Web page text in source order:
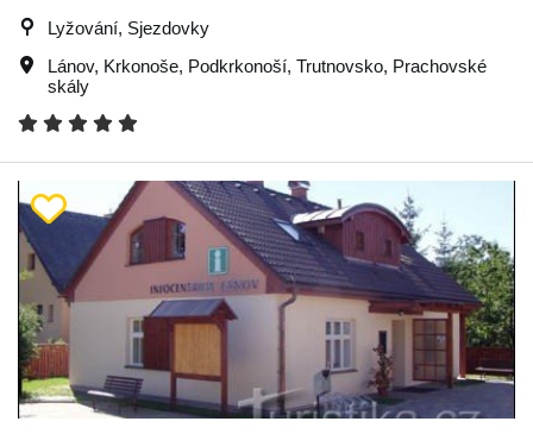
Lyžování, Sjezdovky
Lánov, Krkonoše, Podkrkonoší, Trutnovsko, Prachovské
skály